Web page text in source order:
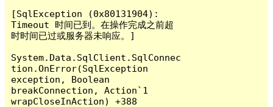
[SqlException (0x80131904):
Timeout 时间已到。在操作完成之前超
时时间已过或服务器未响应。]
System.Data.SqlClient.SqlConnec
tion.OnError(SqlException
exception, Boolean
breakConnection, Action`1
wrapCloseInAction) +388